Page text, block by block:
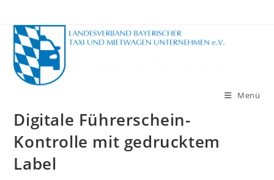
Inhalt
springen
Menü
Digitale Führerschein-
Kontrolle mit gedrucktem
Label